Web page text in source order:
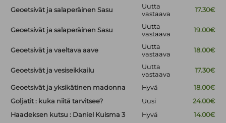
Geoetsivät ja salaperäinen Sasu
Uutta
vastaava
17.30€
Geoetsivät ja salaperäinen Sasu
Uutta
vastaava
19.00€
Geoetsivät ja vaeltava aave
Uutta
vastaava
18.00€
Geoetsivät ja vesiseikkailu
Uutta
vastaava
17.30€
Geoetsivät ja yksikätinen madonna Hyvä
18.00€
Goljatit : kuka niitä tarvitsee?
Uusi
24.00€
Haadeksen kutsu : Daniel Kuisma 3
Hyvä
14.00€